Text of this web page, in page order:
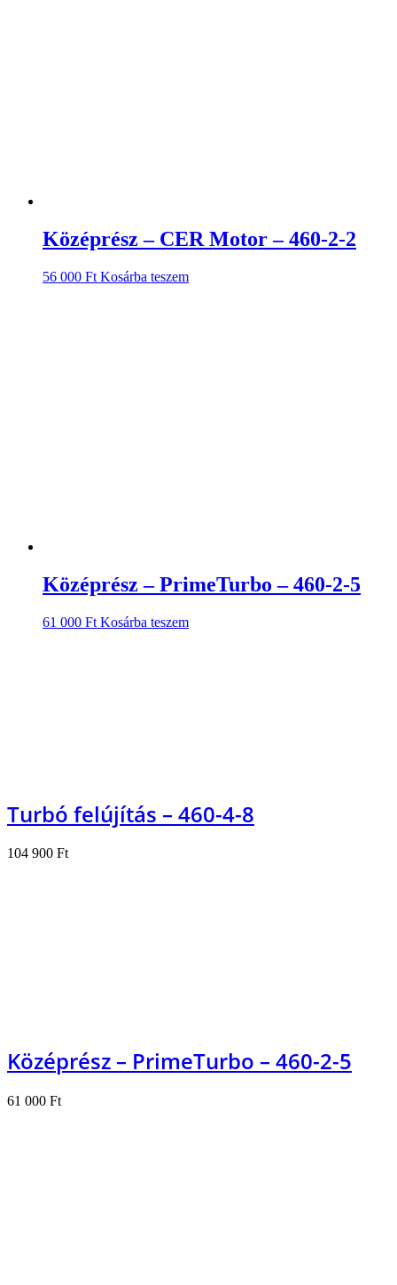
Középrész – CER Motor – 460-2-2
56 000 Ft Kosárba teszem
Középrész – PrimeTurbo – 460-2-5
61 000 Ft Kosárba teszem
Turbó felújítás – 460-4-8
104 900 Ft
Középrész – PrimeTurbo – 460-2-5
61 000 Ft